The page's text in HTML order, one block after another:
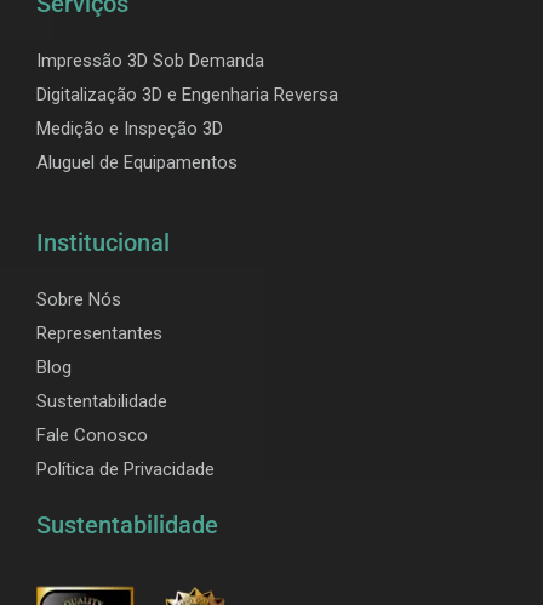
Impressão 3D Sob Demanda
Digitalização 3D e Engenharia Reversa
Medição e Inspeção 3D
Aluguel de Equipamentos
Institucional
Sobre Nós
Representantes
Blog
Sustentabilidade
Fale Conosco
Política de Privacidade
Sustentabilidade